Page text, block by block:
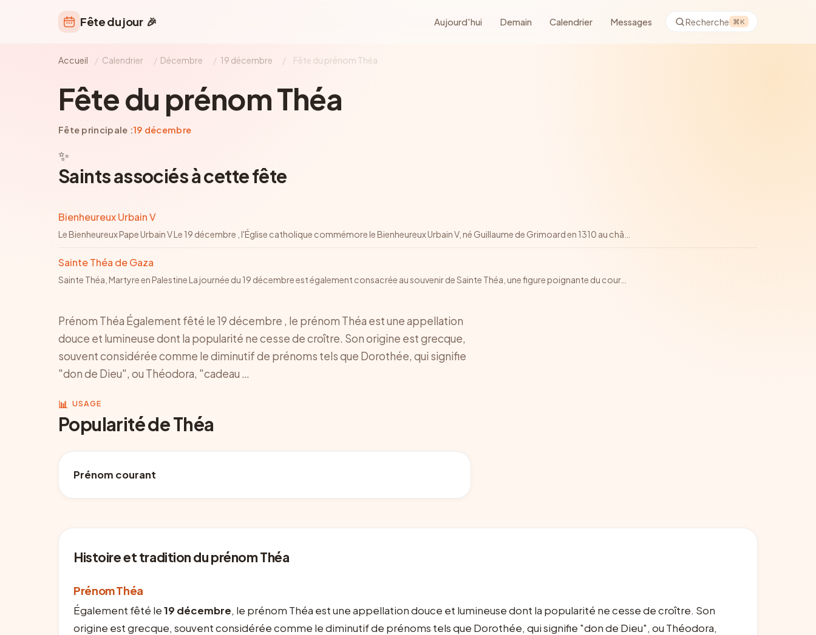
Fête du jour 🎉 Aujourd'hui Demain Calendrier Messages Recherche ⌘K
Accueil / Calendrier / Décembre / 19 décembre / Fête du prénom Théa
Fête du prénom Théa
Fête principale :19 décembre
✨
Saints associés à cette fête
Bienheureux Urbain V
Le Bienheureux Pape Urbain V Le 19 décembre , l'Église catholique commémore le Bienheureux Urbain V, né Guillaume de Grimoard en 1310 au châ
Sainte Théa de Gaza
Sainte Théa, Martyre en Palestine La journée du 19 décembre est également consacrée au souvenir de Sainte Théa, une figure poignante du cour…
Prénom Théa Également fêté le 19 décembre , le prénom Théa est une appellation
douce et lumineuse dont la popularité ne cesse de croître. Son origine est grecque,
souvent considérée comme le diminutif de prénoms tels que Dorothée, qui signifie
"don de Dieu", ou Théodora, "cadeau …
📊 USAGE
Popularité de Théa
Prénom courant
Histoire et tradition du prénomThéa
Prénom Théa
Également fêté le19 décembre, le prénom Théa est une appellation douce et lumineuse dont la popularité ne cesse de croître. Son
origine est grecque, souvent considérée comme le diminutif de prénoms tels que Dorothée, qui signifie "don de Dieu", ou Théodora,